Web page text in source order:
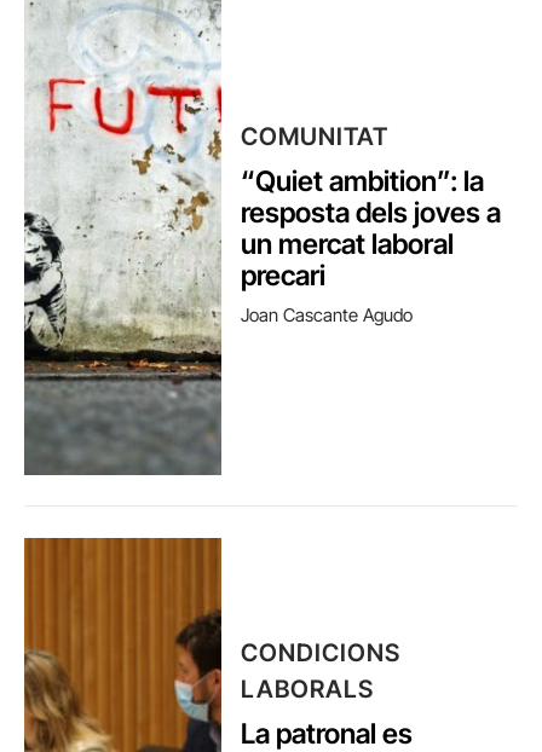
COMUNITAT
“Quiet ambition”: la
resposta dels joves a
un mercat laboral
precari
Joan Cascante Agudo
CONDICIONS
LABORALS
La patronal es